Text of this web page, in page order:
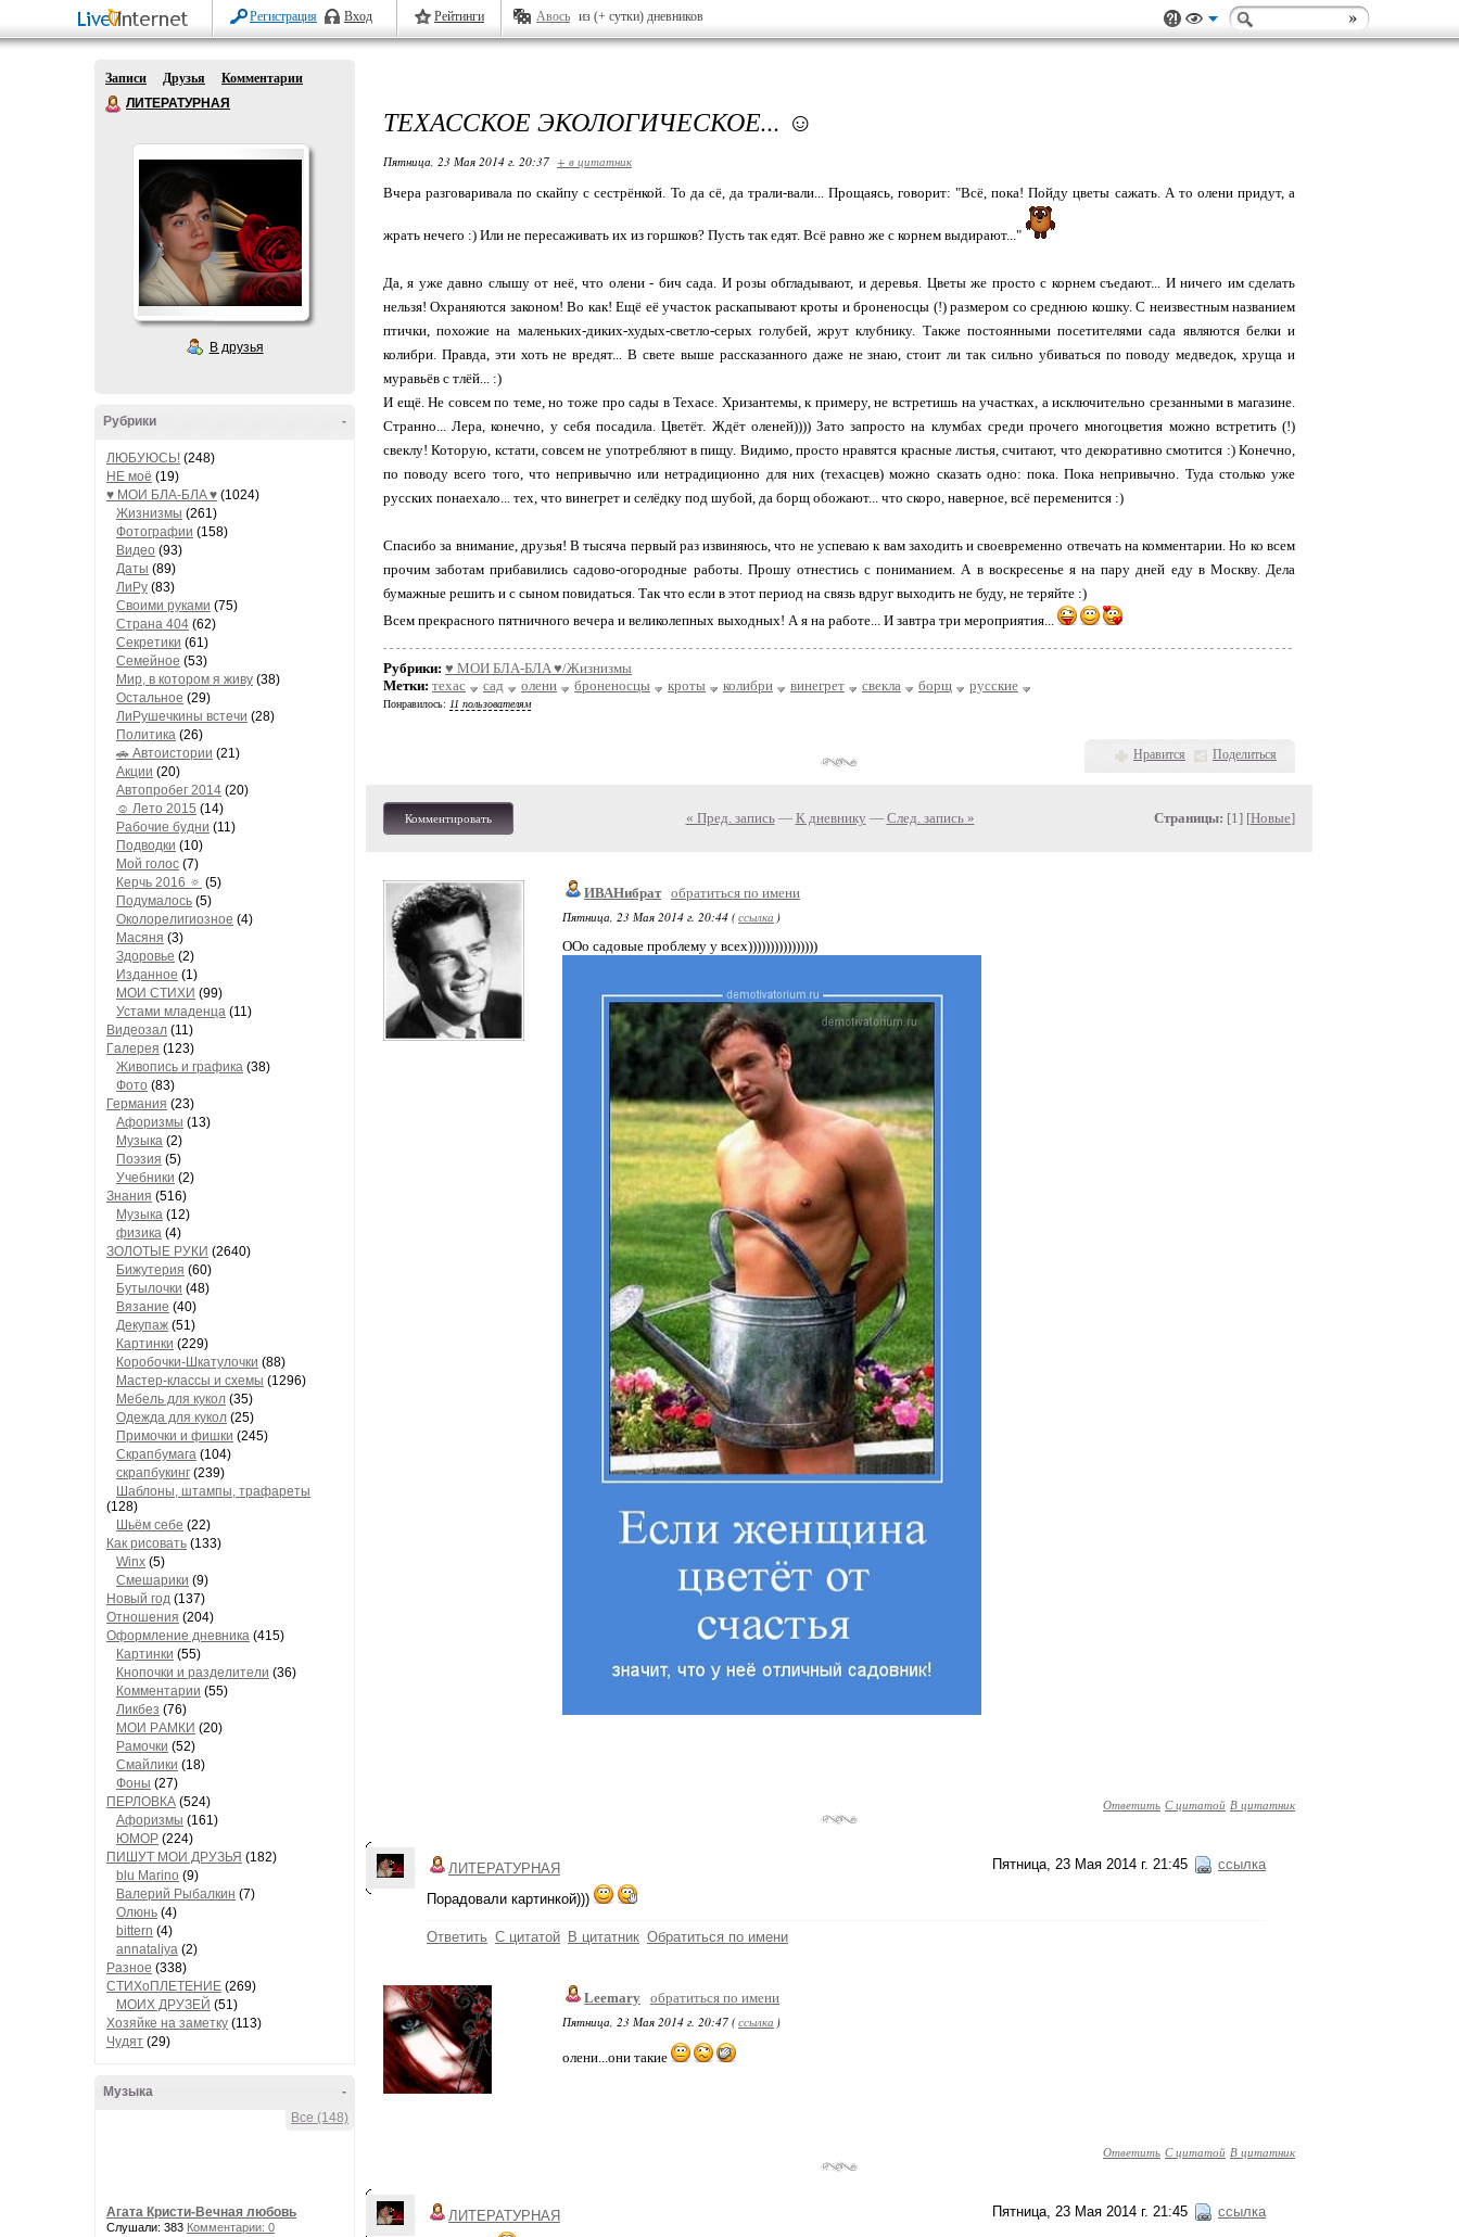
Регистрация Вход Рейтинги Авось из (+ сутки) дневников
Записи Друзья
Комментарии
ЛИТЕРАТУРНАЯ
В друзья
-
Рубрики
ЛЮБУЮСЬ! (248)
НЕ моё (19)
♥ МОИ БЛA-БЛA ♥ (1024)
Жизнизмы (261)
Фотографии (158)
Видео (93)
Даты (89)
ЛиРу (83)
Своими руками (75)
Страна 404 (62)
Секретики (61)
Семейное (53)
Мир, в котором я живу (38)
Остальное (29)
ЛиРушечкины встечи (28)
Политика (26)
🚗 Автоистории (21)
Акции (20)
Автопробег 2014 (20)
☺ Лето 2015 (14)
Рабочие будни (11)
Подводки (10)
Мой голос (7)
Керчь 2016 🔅 (5)
Подумалось (5)
Околорелигиозное (4)
Масяня (3)
Здоровье (2)
Изданное (1)
МОИ СТИХИ (99)
Устами младенца (11)
Видеозал (11)
Гaлерея (123)
Живопись и грaфикa (38)
Фото (83)
Гермaния (23)
Aфоризмы (13)
Музыкa (2)
Поэзия (5)
Учебники (2)
Знания (516)
Музыкa (12)
физика (4)
ЗОЛОТЫЕ РУКИ (2640)
Бижутерия (60)
Бутылочки (48)
Вязaние (40)
Декупaж (51)
Кaртинки (229)
Коробочки-Шкатулочки (88)
Мастер-классы и схемы (1296)
Мебель для кукол (35)
Одеждa для кукол (25)
Примочки и фишки (245)
Скрaпбумaгa (104)
скрапбукинг (239)
Шaблоны, штaмпы, трaфaреты
(128)
Шьём себе (22)
Как рисовать (133)
Winx (5)
Смешарики (9)
Новый год (137)
Отношения (204)
Оформление дневника (415)
Кaртинки (55)
Кнопочки и рaзделители (36)
Комментaрии (55)
Ликбез (76)
МОИ РAМКИ (20)
Рaмочки (52)
Смaйлики (18)
Фоны (27)
ПЕРЛОВКА (524)
Aфоризмы (161)
ЮМОР (224)
ПИШУТ МОИ ДРУЗЬЯ (182)
blu Marino (9)
Валерий Рыбалкин (7)
Олюнь (4)
bittern (4)
annataliya (2)
Разное (338)
СТИХоПЛЕТЕНИЕ (269)
МОИХ ДРУЗЕЙ (51)
Хозяйке на заметку (113)
Чудят (29)
-
Музыка
Все (148)
Агата Кристи-Вечная любовь
Слушали: 383 Комментарии: 0
ТЕХАССКОЕ ЭКОЛОГИЧЕСКОЕ... ☺
Пятница, 23 Мая 2014 г. 20:37 + в цитатник
Вчера разговаривала по скайпу с сестрёнкой. То да сё, да трали-вали... Прощаясь, говорит: "Всё, пока! Пойду цветы сажать. А то олени придут, а
жрать нечего :) Или не пересаживать их из горшков? Пусть так едят. Всё равно же с корнем выдирают..."
Да, я уже давно слышу от неё, что олени - бич сада. И розы обгладывают, и деревья. Цветы же просто с корнем съедают... И ничего им сделать
нельзя! Охраняются законом! Во как! Ещё её участок раскапывают кроты и броненосцы (!) размером со среднюю кошку. С неизвестным названием
птички, похожие на маленьких-диких-худых-светло-серых голубей, жрут клубнику. Также постоянными посетителями сада являются белки и
колибри. Правда, эти хоть не вредят... В свете выше рассказанного даже не знаю, стоит ли так сильно убиваться по поводу медведок, хруща и
муравьёв с тлёй... :)
И ещё. Не совсем по теме, но тоже про сады в Техасе. Хризантемы, к примеру, не встретишь на участках, а исключительно срезанными в магазине.
Странно... Лера, конечно, у себя посадила. Цветёт. Ждёт оленей)))) Зато запросто на клумбах среди прочего многоцветия можно встретить (!)
свеклу! Которую, кстати, совсем не употребляют в пищу. Видимо, просто нравятся красные листья, считают, что декоративно смотится :) Конечно,
по поводу всего того, что непривычно или нетрадиционно для них (техасцев) можно сказать одно: пока. Пока непривычно. Туда столько уже
русских понаехало... тех, что винегрет и селёдку под шубой, да борщ обожают... что скоро, наверное, всё переменится :)
Спасибо за внимание, друзья! В тысяча первый раз извиняюсь, что не успеваю к вам заходить и своевременно отвечать на комментарии. Но ко всем
прочим заботам прибавились садово-огородные работы. Прошу отнестись с пониманием. А в воскресенье я на пару дней еду в Москву. Дела
бумажные решить и с сыном повидаться. Так что если в этот период на связь вдруг выходить не буду, не теряйте :)
Всем прекрасного пятничного вечера и великолепных выходных! А я на работе... И завтра три мероприятия...
Рубрики: ♥ МОИ БЛA-БЛA ♥/Жизнизмы
Метки: техас сад олени броненосцы кроты колибри винегрет свекла борщ русские
Понравилось: 11 пользователям
Нравится Поделиться
Комментировать « Пред. запись— К дневнику — След. запись » Страницы: [1] [Новые]
ИВАНибрат обратиться по имени
Пятница, 23 Мая 2014 г. 20:44 (ссылка )
ООо садовые проблему у всех))))))))))))))))
Ответить С цитатой В цитатник
Пятница, 23 Мая 2014 г. 21:45 ссылка
ЛИТЕРАТУРНАЯ
Порадовали картинкой)))
Ответить С цитатой В цитатник Обратиться по имени
Leemary обратиться по имени
Пятница, 23 Мая 2014 г. 20:47 (ссылка )
олени...они такие
Ответить С цитатой В цитатник
Пятница, 23 Мая 2014 г. 21:45 ссылка
ЛИТЕРАТУРНАЯ